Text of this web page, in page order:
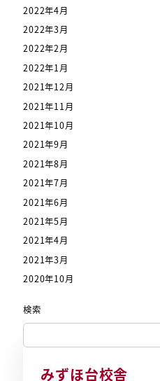
2022年4月
2022年3月
2022年2月
2022年1月
2021年12月
2021年11月
2021年10月
2021年9月
2021年8月
2021年7月
2021年6月
2021年5月
2021年4月
2021年3月
2020年10月
検索
みずほ台校舎